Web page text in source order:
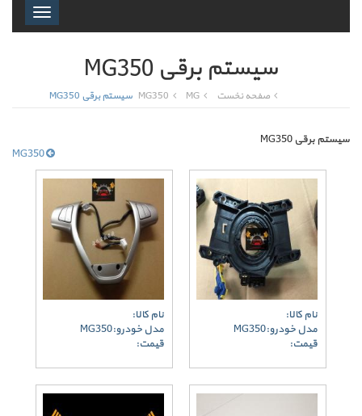
Toggle
سیستم برقی MG350
صفحه نخست MG
MG350 سیستم برقی MG350
سیستم برقی MG350
نام کالا:
مدل خودرو:MG350
قیمت:
نام کالا:
مدل خودرو:MG350
قیمت: